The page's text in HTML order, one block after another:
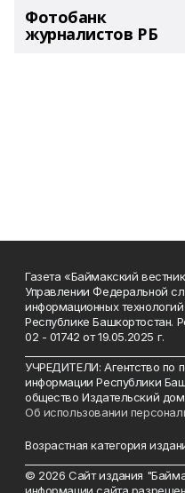
Фотобанк
журналистов РБ
Газета «Баймакский
Управлении Федеральной
информационных
Республике Башкортостан.
02 - 01742 от 19.05.2025 г.
УЧРЕДИТЕЛИ: Агентство по
информации Республики
общество Издательский
Об использовании
Возрастная категория
© 2026 Сайт издания
информации сайта